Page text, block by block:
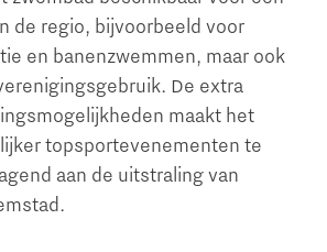
de regio, bijvoorbeeld voor
en banenzwemmen, maar ook
De extra
maakt het
topsportevenementen te
aan de uitstraling van